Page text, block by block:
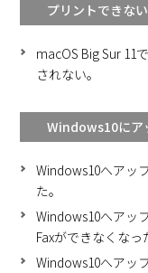
プリントできない
macOS Big Sur 11
されない。
Windows10にア
Windows10へアッ
た。
Windows10へアッ
Faxができなくなっ
Windows10へアッ